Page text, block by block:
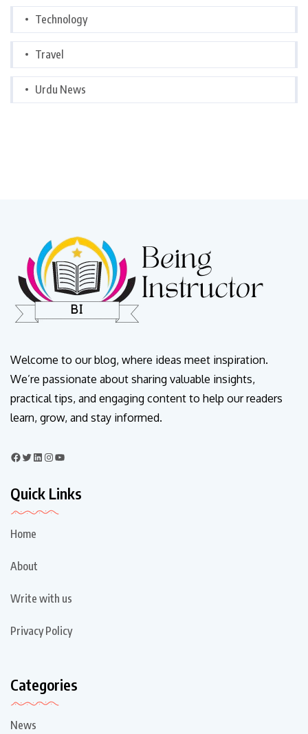
Technology
Travel
Urdu News
Welcome to our blog, where ideas meet inspiration.
We’re passionate about sharing valuable insights,
practical tips, and engaging content to help our readers
learn, grow, and stay informed.
Quick Links
Home
About
Write with us
Privacy Policy
Categories
News